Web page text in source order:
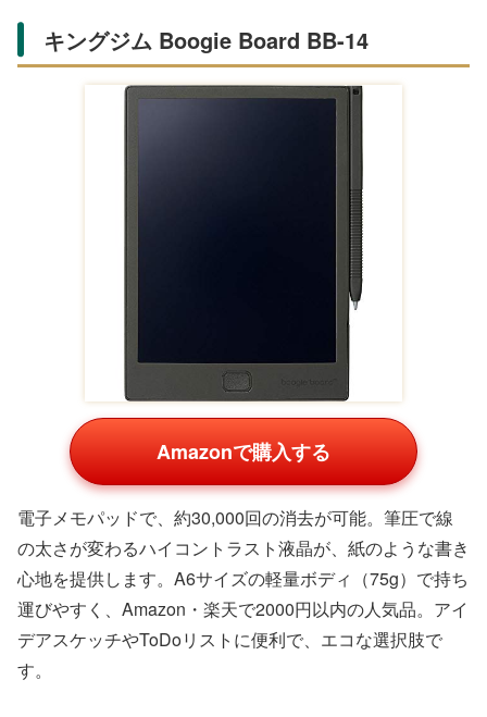
プレゼントに最適。機能性とデザイン性を両立したアイテ
ムが、Amazon・楽天で高評価です。
Campus ルーズリーフ きれいに消えてな
Amazonで購入する
軽い力で消せるルーズリーフで、書き直しがしやすいのが
魅力。385円というお手頃価格でAmazon・楽天の学生ラ